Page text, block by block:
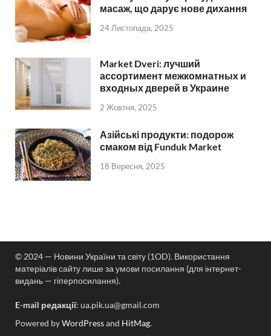
масаж, що дарує нове дихання
24 Листопада, 2025
Market Dveri: лучший
ассортимент межкомнатных и
входных дверей в Украине
2 Жовтня, 2025
Азійські продукти: подорож
смаком від Funduk Market
18 Вересня, 2025
© 2024 — Новини України та світу (1OD). Використання
матеріалів сайту лише за умови посилання (для інтернет-
видань — гіперпосилання).
E-mail редакції: ua.pik.ua@gmail.com
Powered byWordPressand HitMag.